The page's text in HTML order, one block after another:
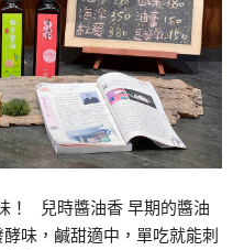
！ 兒時醬油香 早期的醬油
味，鹹甜適中，單吃就能刺